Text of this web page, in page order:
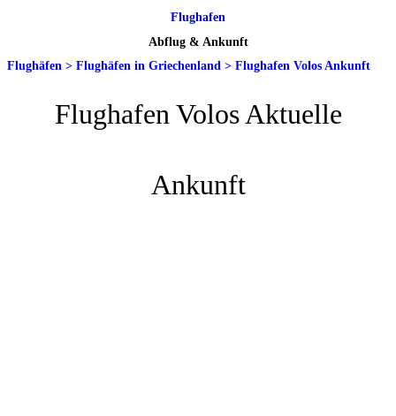
Flughafen
Abflug & Ankunft
Flughäfen > Flughäfen in Griechenland > Flughafen Volos Ankunft
Flughafen Volos Aktuelle
Ankunft